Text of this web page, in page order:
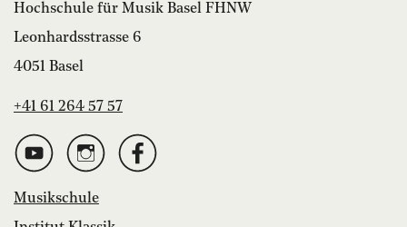
Hochschule für Musik Basel FHNW
Leonhardsstrasse 6
4051 Basel
+41 61 264 57 57
Musikschule